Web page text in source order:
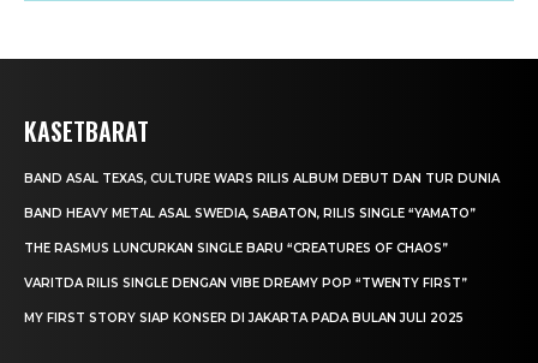
KASETBARAT
BAND ASAL TEXAS, CULTURE WARS RILIS ALBUM DEBUT DAN TUR DUNIA
BAND HEAVY METAL ASAL SWEDIA, SABATON, RILIS SINGLE “YAMATO”
THE RASMUS LUNCURKAN SINGLE BARU “CREATURES OF CHAOS”
VARITDA RILIS SINGLE DENGAN VIBE DREAMY POP “TWENTY FIRST”
MY FIRST STORY SIAP KONSER DI JAKARTA PADA BULAN JULI 2025